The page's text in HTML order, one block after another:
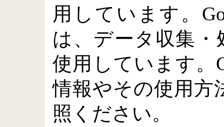
用しています。
は、データ収集・
使用しています。
情報やその使用方
照ください。